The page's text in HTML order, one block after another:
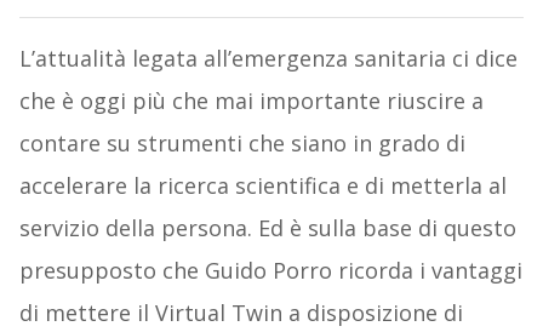
L’attualità legata all’emergenza sanitaria ci dice
che è oggi più che mai importante riuscire a
contare su strumenti che siano in grado di
accelerare la ricerca scientifica e di metterla al
servizio della persona. Ed è sulla base di questo
presupposto che Guido Porro ricorda i vantaggi
di mettere il Virtual Twin a disposizione di